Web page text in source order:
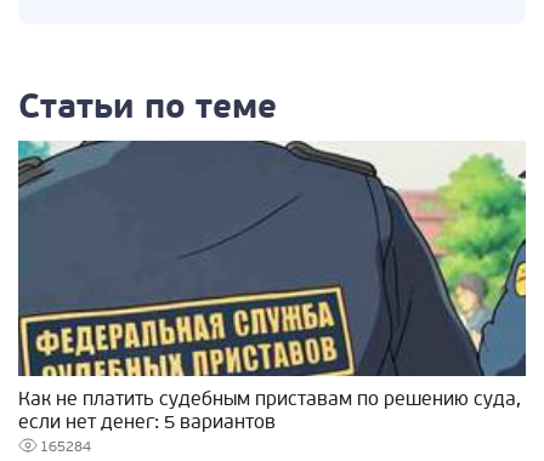
Статьи по теме
Как не платить судебным приставам по решению суда,
если нет денег: 5 вариантов
165284